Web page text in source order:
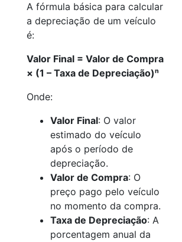
A fórmula básica para calcular
a depreciação de um veículo
é:
Valor Final = Valor de Compra
× (1 – Taxa de Depreciação)ⁿ
Onde:
Valor Final: O valor
estimado do veículo
após o período de
depreciação.
Valor de Compra: O
preço pago pelo veículo
no momento da compra.
Taxa de Depreciação: A
porcentagem anual da